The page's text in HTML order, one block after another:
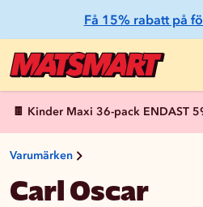
Få 15% rabatt på
🍫 Kinder Maxi 36-pack ENDAST
Varumärken
Carl Oscar